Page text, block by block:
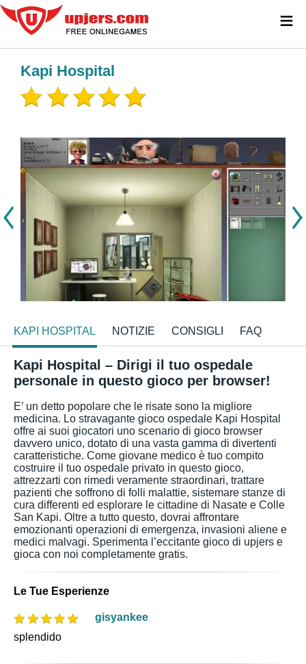
Kapi Hospital
KAPI HOSPITAL NOTIZIE CONSIGLI FAQ
Kapi Hospital – Dirigi il tuo ospedale
personale in questo gioco per browser!
E’ un detto popolare che le risate sono la migliore
medicina. Lo stravagante gioco ospedale Kapi Hospital
offre ai suoi giocatori uno scenario di gioco browser
davvero unico, dotato di una vasta gamma di divertenti
caratteristiche. Come giovane medico è tuo compito
costruire il tuo ospedale privato in questo gioco,
attrezzarti con rimedi veramente straordinari, trattare
pazienti che soffrono di folli malattie, sistemare stanze di
cura differenti ed esplorare le cittadine di Nasate e Colle
San Kapi. Oltre a tutto questo, dovrai affrontare
emozionanti operazioni di emergenza, invasioni aliene e
medici malvagi. Sperimenta l’eccitante gioco di upjers e
gioca con noi completamente gratis.
Le Tue Esperienze
gisyankee
splendido
≡